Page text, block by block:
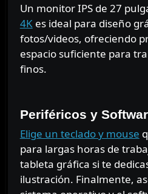
Un monitor IPS de 27
4Kes ideal para diseño
fotos/videos, ofreciendo
espacio suficiente para
finos.
Periféricos y
Elige un teclado y mouse
para largas horas de
tableta gráfica si te
ilustración. Finalmente,